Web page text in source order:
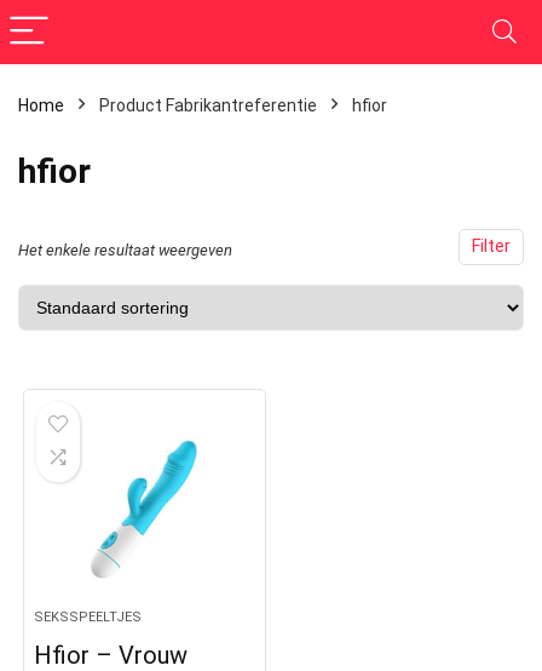
Home Product Fabrikantreferentie hfior
hfior
Filter
Het enkele resultaat weergeven
SEKSSPEELTJES
Hfior – Vrouw